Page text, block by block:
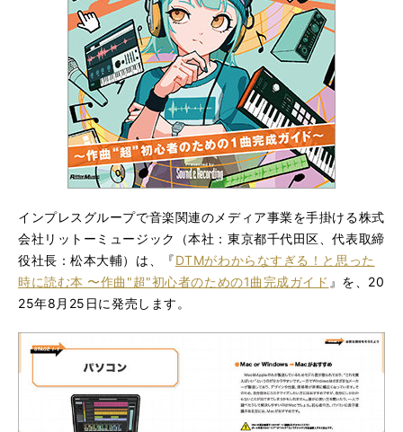
インプレスグループで音楽関連のメディア事業を手掛ける株式
会社リットーミュージック（本社：東京都千代田区、代表取締
役社長：松本大輔）は、『DTMがわからなすぎる！と思った
時に読む本 〜作曲"超"初心者のための1曲完成ガイド 』を、20
25年8月25日に発売します。